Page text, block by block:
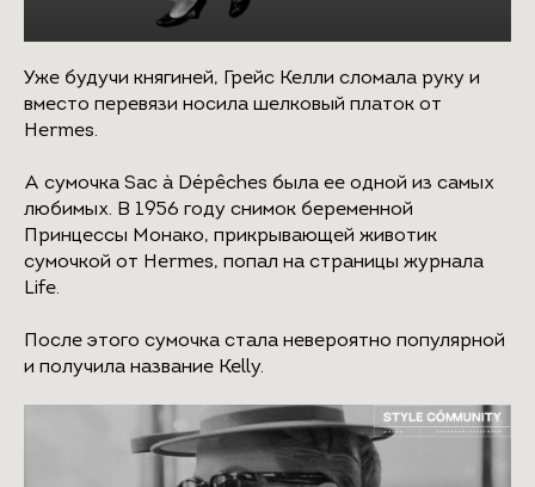
Уже будучи княгиней, Грейс Келли сломала руку и
вместо перевязи носила шелковый платок от
Hermes.
А сумочка Sac à Dépêches была ее одной из самых
любимых. В 1956 году снимок беременной
Принцессы Монако, прикрывающей животик
сумочкой от Hermes, попал на страницы журнала
Life.
После этого сумочка стала невероятно популярной
и получила название Kelly.
о проекте
гении моды
лекции
ШКОЛА
ЛЕКТОРИЙ
политика конфиденциальности
политика обработки персональных данных
согласие на обработку персональных данных
контакты
для кого
результат обучения
курсы
блог